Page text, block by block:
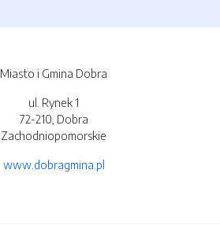
Miasto i Gmina Dobra
ul. Rynek 1
72-210, Dobra
Zachodniopomorskie
www.dobragmina.pl